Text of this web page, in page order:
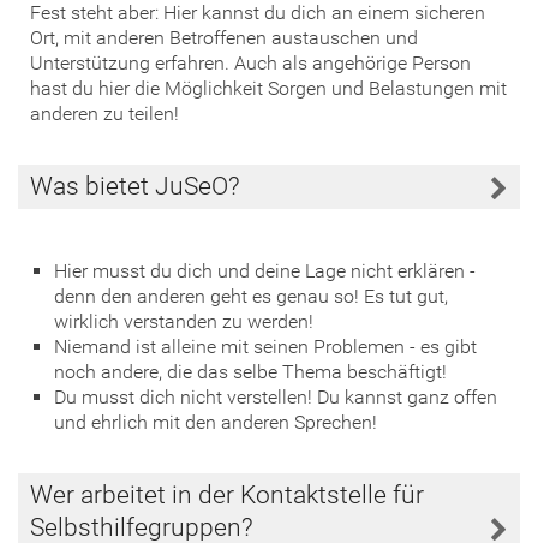
Fest steht aber: Hier kannst du dich an einem sicheren
Ort, mit anderen Betroffenen austauschen und
Unterstützung erfahren. Auch als angehörige Person
hast du hier die Möglichkeit Sorgen und Belastungen mit
anderen zu teilen!
Was bietet JuSeO?
Hier musst du dich und deine Lage nicht erklären -
denn den anderen geht es genau so! Es tut gut,
wirklich verstanden zu werden!
Niemand ist alleine mit seinen Problemen - es gibt
noch andere, die das selbe Thema beschäftigt!
Du musst dich nicht verstellen! Du kannst ganz offen
und ehrlich mit den anderen Sprechen!
Wer arbeitet in der Kontaktstelle für
Selbsthilfegruppen?